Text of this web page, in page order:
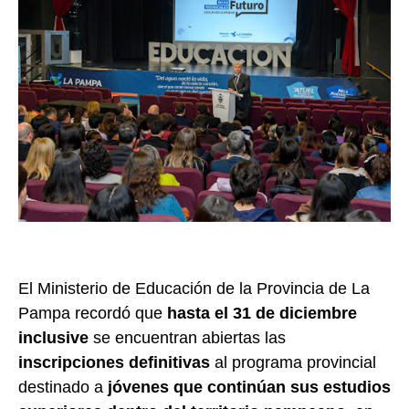
El Ministerio de Educación de la Provincia de La
Pampa recordó que hasta el 31 de diciembre
inclusive se encuentran abiertas las
inscripciones definitivas al programa provincial
destinado a jóvenes que continúan sus estudios